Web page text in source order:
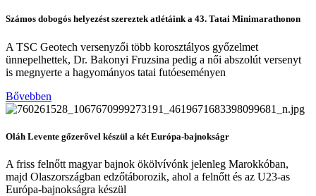
Számos dobogós helyezést szereztek atlétáink a 43. Tatai Minimarathonon
A TSC Geotech versenyzői több korosztályos győzelmet
ünnepelhettek, Dr. Bakonyi Fruzsina pedig a női abszolút versenyt
is megnyerte a hagyományos tatai futóeseményen
Bővebben
Oláh Levente gőzerővel készül a két Európa-bajnokságr
A friss felnőtt magyar bajnok ökölvívónk jelenleg Marokkóban,
majd Olaszországban edzőtáborozik, ahol a felnőtt és az U23-as
Európa-bajnokságra készül